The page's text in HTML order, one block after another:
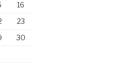
16
23
30